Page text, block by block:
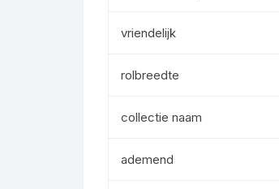
vriendelijk
rolbreedte
collectie naam
ademend